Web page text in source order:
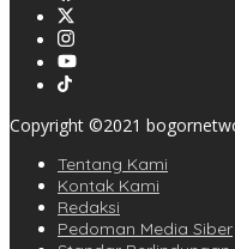
Copyright ©2021
Tentang Kami
Kontak Kami
Redaksi
Pedoman Media Siber